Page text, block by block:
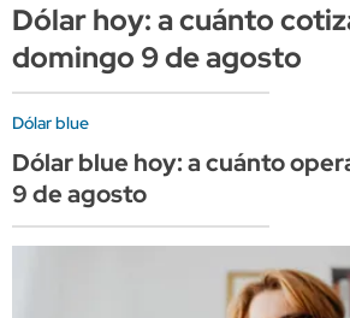
Dólar hoy: a cuánto
domingo 9 de agosto
Dólar blue
Dólar blue hoy: a cuánto
9 de agosto